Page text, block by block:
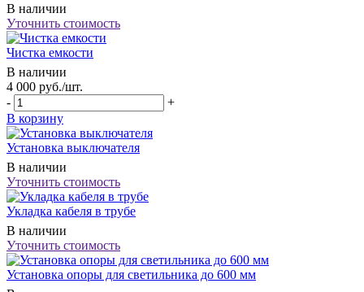
В наличии
Уточнить стоимость
Чистка емкости
В наличии
4 000 руб./шт.
-
+
В корзину
Установка выключателя
В наличии
Уточнить стоимость
Укладка кабеля в трубе
В наличии
Уточнить стоимость
Установка опоры для светильника до 600 мм